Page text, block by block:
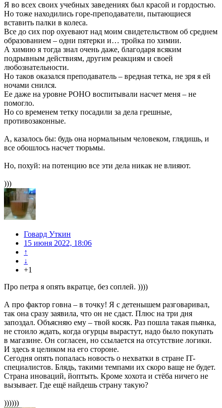
Я во всех своих учебных заведениях был красой и гордостью.
Но тоже находились горе-преподаватели, пытающиеся
вставить палки в колеса.
Все до сих пор охуевают над моим свидетельством об среднем
образованием – одни пятерки и… тройка по химии.
А химию я тогда знал очень даже, благодаря всяким
подрывным действиям, другим реакциям и своей
любознательности.
Но таков оказался преподаватель – вредная тетка, не зря я ей
ночами снился.
Ее даже на уровне РОНО воспитывали насчет меня – не
помогло.
Но со временем тетку посадили за дела грешные,
противозаконные.
А, казалось бы: будь она нормальным человеком, глядишь, и
все обошлось насчет тюрьмы.
Но, похуй: на потенцию все эти дела никак не влияют.
)))
Говард Уткин
15 июня 2022, 18:06
↑
↓
+1
Про петра я опять вкратце, без соплей. ))))
А про фактор говна – в точку! Я с детенышем разговаривал,
так она сразу заявила, что он не сдаст. Плюс на три дня
запоздал. Объясняю ему – твой косяк. Раз пошла такая пьянка,
не стоило ждать, когда огурцы вырастут, надо было покупать
в магазине. Он согласен, но ссылается на отсутствие логики.
И здесь я целиком на его стороне.
Сегодня опять попалась новость о нехватки в стране IT-
специалистов. Блядь, такими темпами их скоро ваще не будет.
Страна иноваций, йоптыть. Кроме хохота и стёба ничего не
вызывает. Где ещё найдешь страну такую?
))))))